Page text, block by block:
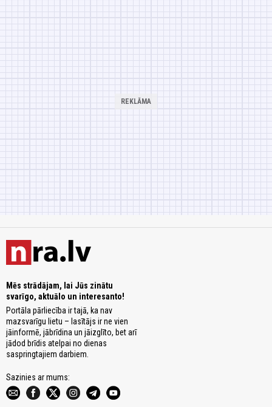
Mēs strādājam, lai Jūs zinātu
svarīgo, aktuālo un interesanto!
Portāla pārliecība ir tajā, ka nav
mazsvarīgu lietu – lasītājs ir ne vien
jāinformē, jābrīdina un jāizglīto, bet arī
jādod brīdis atelpai no dienas
saspringtajiem darbiem.
Sazinies ar mums: